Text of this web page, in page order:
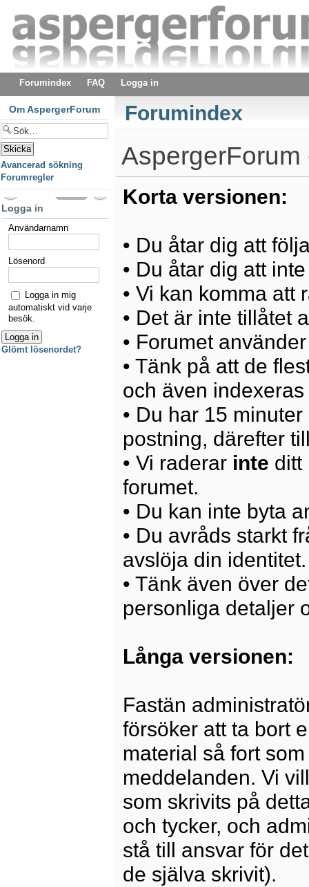
Forumindex FAQ Logga in
Forumindex
AspergerForum
Korta versionen:
• Du åtar dig att
• Du åtar dig att
• Vi kan komma att
• Det är inte tillåtet
• Forumet
• Tänk på att de
och även
• Du har 15
postning, därefter
• Vi raderar inte ditt
forumet.
• Du kan inte byta
• Du avråds starkt
avslöja din identitet.
• Tänk även över
personliga detaljer
Långa versionen:
Fastän
försöker att ta bort
material så fort
meddelanden. Vi
som skrivits på
och tycker, och
stå till ansvar för
de själva skrivit).
Om AspergerForum
Avancerad sökning
Forumregler
Logga in
Användarnamn
Lösenord
Logga in mig
automatiskt vid varje
besök.
Glömt lösenordet?